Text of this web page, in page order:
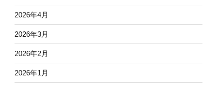
2026年4月
2026年3月
2026年2月
2026年1月